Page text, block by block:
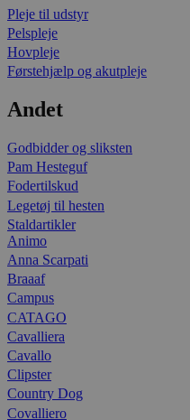
Pleje til udstyr
Pelspleje
Hovpleje
Førstehjælp og akutpleje
Andet
Godbidder og sliksten
Pam Hesteguf
Fodertilskud
Legetøj til hesten
Staldartikler
Animo
Anna Scarpati
Braaaf
Campus
CATAGO
Cavalliera
Cavallo
Clipster
Country Dog
Covalliero